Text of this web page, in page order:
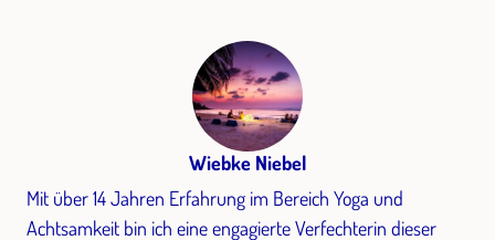
wie ein immer blühender Garten entwickelt. Für viele
Menschen stellt sich irgendwann die Frage: Wie erhalte,
schütze oder baue ich meine Gesundheit wieder auf? In
der heutigen Fülle von Sport-Angeboten entsteht für die
meisten Menschen schon hier die Qual der Wahl oder das
Gefühl von entweder / oder… Benötige ich Kraft, Ruhe.
Entspannung, Energie, Resilienz, Dehnung, Spaß und noch
Wiebke Niebel
Mit über 14 Jahren Erfahrung im Bereich Yoga und
Achtsamkeit bin ich eine engagierte Verfechterin dieser